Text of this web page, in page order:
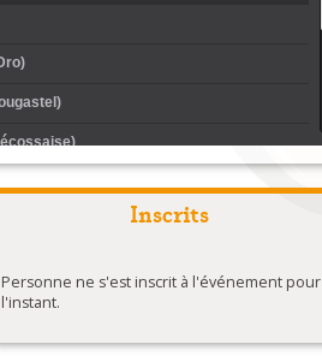
du p'tit bonhomme)
Inscrits
Personne ne s'est inscrit à l'événement pour
l'instant.